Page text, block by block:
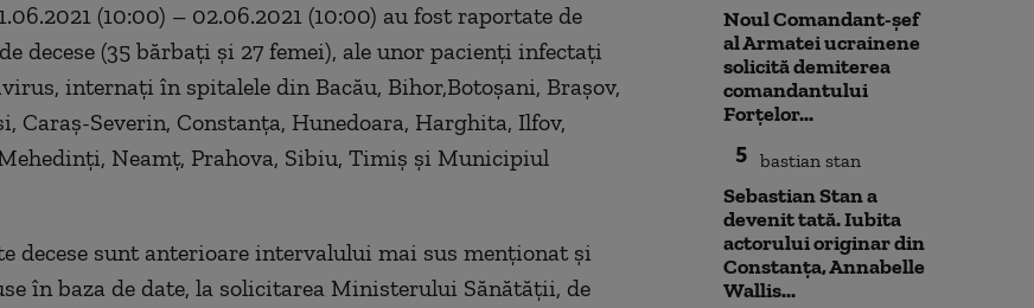
(10:00) – 02.06.2021 (10:00) au fost raportate de
decese (35 bărbați și 27 femei), ale unor pacienți infectați
internați în spitalele din Bacău, Bihor,Botoșani, Brașov,
Caraș-Severin, Constanța, Hunedoara, Harghita, Ilfov,
Neamț, Prahova, Sibiu, Timiș și Municipiul
decese sunt anterioare intervalului mai sus menționat și
în baza de date, la solicitarea Ministerului Sănătății, de
Noul Comandant-șef
al Armatei ucrainene
solicită demiterea
comandantului
Forțelor...
5
Sebastian Stan a
devenit tată. Iubita
actorului originar din
Constanța, Annabelle
Wallis...